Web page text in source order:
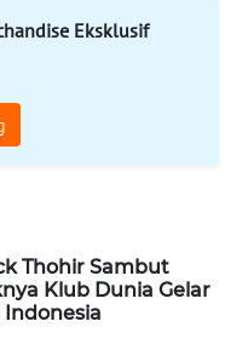
Eksklusif
Thohir Sambut
Klub Dunia Gelar